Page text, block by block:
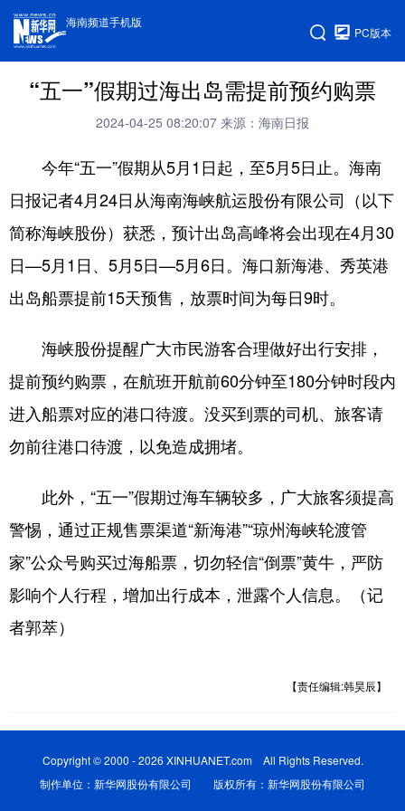
海南频道手机版
PC版本
“五一”假期过海出岛需提前预约购票
2024-04-25 08:20:07 来源：海南日报
今年“五一”假期从5月1日起，至5月5日止。海南
日报记者4月24日从海南海峡航运股份有限公司（以下
简称海峡股份）获悉，预计出岛高峰将会出现在4月30
日—5月1日、5月5日—5月6日。海口新海港、秀英港
出岛船票提前15天预售，放票时间为每日9时。
海峡股份提醒广大市民游客合理做好出行安排，
提前预约购票，在航班开航前60分钟至180分钟时段内
进入船票对应的港口待渡。没买到票的司机、旅客请
勿前往港口待渡，以免造成拥堵。
此外，“五一”假期过海车辆较多，广大旅客须提高
警惕，通过正规售票渠道“新海港”“琼州海峡轮渡管
家”公众号购买过海船票，切勿轻信“倒票”黄牛，严防
影响个人行程，增加出行成本，泄露个人信息。（记
者郭萃）
【责任编辑:韩昊辰】
Copyright © 2000 - 2026 XINHUANET.com All Rights Reserved.
制作单位：新华网股份有限公司 版权所有：新华网股份有限公司